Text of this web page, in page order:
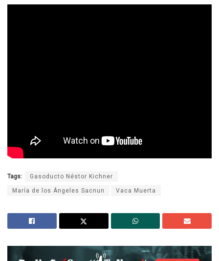
Tags: Gasoducto Néstor Kichner
María de los Ángeles Sacnun Vaca Muerta